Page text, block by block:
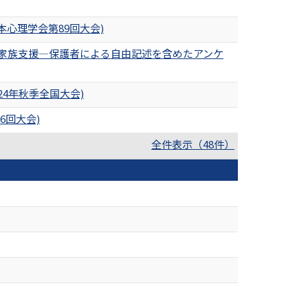
心理学会第89回大会)
族支援―保護者による自由記述を含めたアンケ
年秋季全国大会)
回大会)
全件表示（48件）